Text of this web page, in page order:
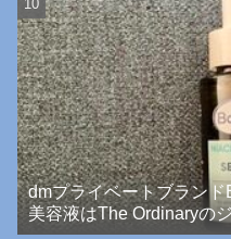
dmプライベートブラン
美容液はThe Ordinaryの